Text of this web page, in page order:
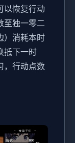
以恢复行动
至独一零二
）消耗本时
抵下一时
，行动点数